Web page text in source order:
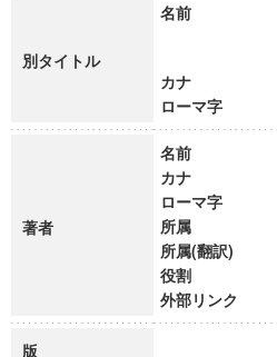
別タイトル
名前
カナ
ローマ字
著者
名前
カナ
ローマ字
所属
所属(翻訳)
役割
外部リンク
版